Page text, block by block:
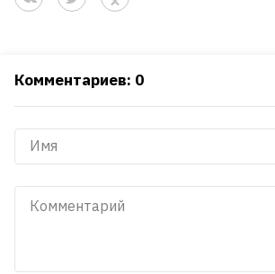
Комментариев: 0